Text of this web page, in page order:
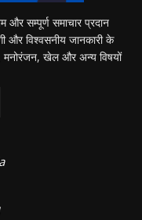
और सम्पूर्ण समाचार प्रदान
और विश्वसनीय जानकारी के
मनोरंजन, खेल और अन्य विषयों